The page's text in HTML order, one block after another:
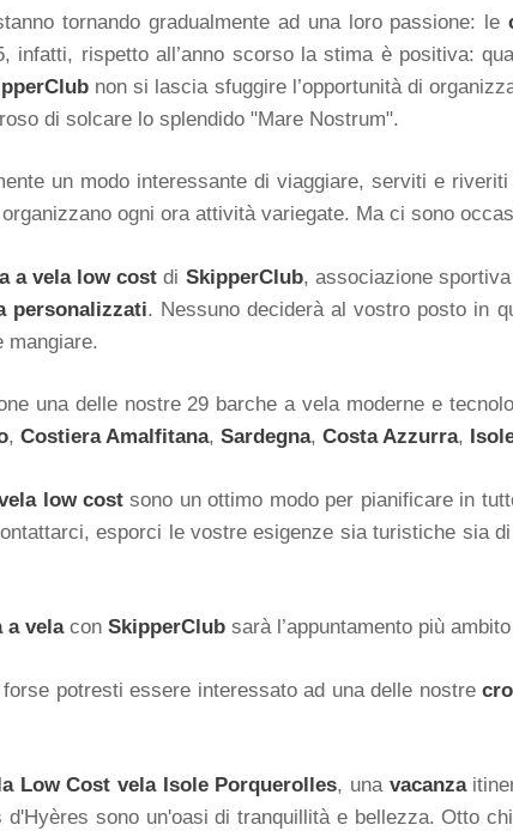
tornando gradualmente ad una loro passione: le
infatti, rispetto all’anno scorso la stima è positiva:
non si lascia sfuggire l’opportunità di
di solcare lo splendido "Mare Nostrum".
un modo interessante di viaggiare, serviti e
ogni ora attività variegate. Ma ci sono
a vela low cost di SkipperClub, associazione
personalizzati. Nessuno deciderà al vostro posto in
mangiare.
una delle nostre 29 barche a vela moderne e
, Costiera Amalfitana, Sardegna, Costa Azzurra,
low cost sono un ottimo modo per pianificare in
esporci le vostre esigenze sia turistiche sia
a velacon SkipperClub sarà l’appuntamento più
potresti essere interessato ad una delle nostre
Low Cost vela Isole Porquerolles, una vacanza
d'Hyères sono un'oasi di tranquillità e bellezza. Otto